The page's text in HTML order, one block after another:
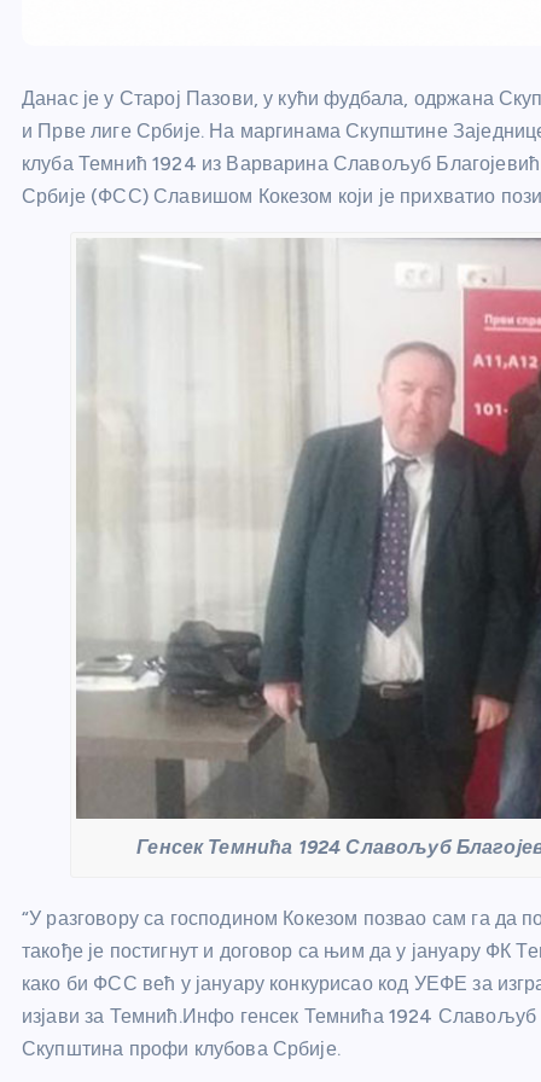
Данас је у Старој Пазови, у кући фудбала, одржана
и Прве лиге Србије. На маргинама Скупштине
клуба Темнић 1924 из Варварина Славољуб
Србије (ФСС) Славишом Кокезом који је прихватио
Генсек Темнића 1924 Славољуб
“У разговору са господином Кокезом позвао сам га да
такође је постигнут и договор са њим да у јануару ФК
како би ФСС већ у јануару конкурисао код УЕФЕ за
изјави за Темнић.Инфо генсек Темнића 1924
Скупштина профи клубова Србије.